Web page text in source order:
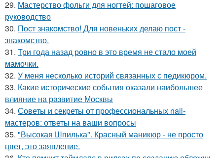
29. Мастерство фольги для ногтей: пошаговое
руководство
30. Пост знакомство! Для новеньких делаю пост -
знакомство.
31. Три года назад ровно в это время не стало моей
мамочки.
32. У меня несколько историй связанных с педикюром.
33. Какие исторические события оказали наибольшее
влияние на развитие Москвы
34. Советы и секреты от профессиональных nail-
мастеров: ответы на ваши вопросы
35. "Высокая Шпилька". Красный маникюр - не просто
цвет, это заявление.